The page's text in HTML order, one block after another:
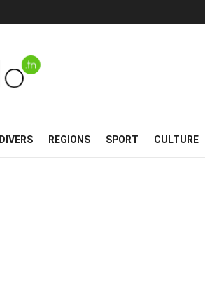
DIVERS REGIONS SPORT CULTURE